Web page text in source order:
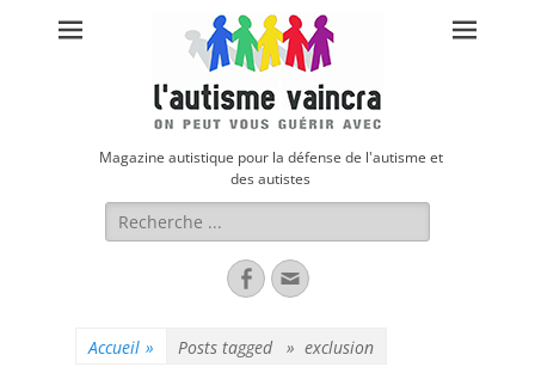
Magazine autistique pour la défense de l'autisme et
des autistes
Rechercher :
FacebookAdresse
de
Accueil » Posts tagged » exclusion